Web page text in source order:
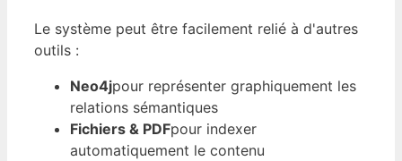
Le système peut être facilement relié à d'autres
outils :
Neo4jpour représenter graphiquement les
relations sémantiques
Fichiers & PDFpour indexer
automatiquement le contenu